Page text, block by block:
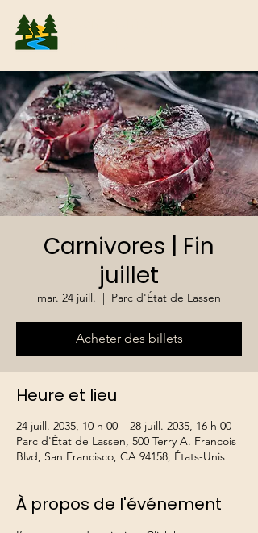
Carnivores | Fin
juillet
mar. 24 juill.
  |
Parc d'État de Lassen
Acheter des billets
Heure et lieu
24 juill. 2035, 10 h 00 – 28 juill. 2035, 16 h 00
Parc d'État de Lassen, 500 Terry A. Francois
Blvd, San Francisco, CA 94158, États-Unis
À propos de l'événement